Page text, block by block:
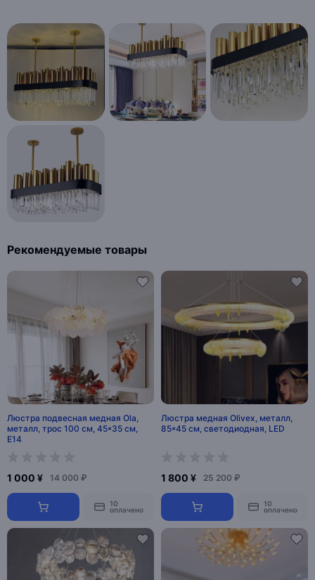
Рекомендуемые товары
Люстра подвесная медная Ola,
металл, трос 100 см, 45*35 см,
Е14
1 000 ¥ 14 000 ₽
10
оплачено
Люстра медная Olivex, металл,
85*45 см, светодиодная, LED
1 800 ¥ 25 200 ₽
10
оплачено